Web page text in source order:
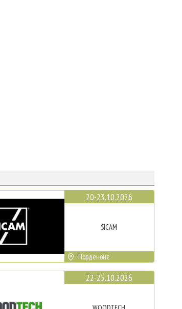
20-23.10.2026
SICAM
Порденоне
22-25.10.2026